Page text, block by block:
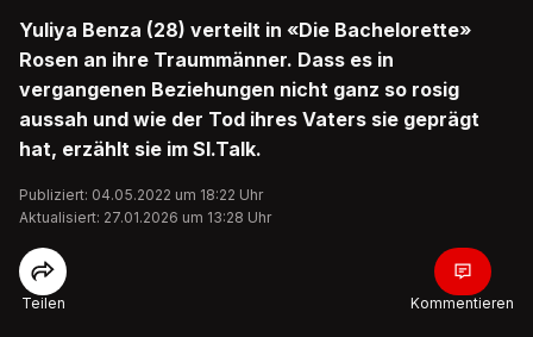
Yuliya Benza (28) verteilt in «Die Bachelorette»
Rosen an ihre Traummänner. Dass es in
vergangenen Beziehungen nicht ganz so rosig
aussah und wie der Tod ihres Vaters sie geprägt
hat, erzählt sie im SI.Talk.
Publiziert: 04.05.2022 um 18:22 Uhr
Aktualisiert: 27.01.2026 um 13:28 Uhr
Teilen Kommentieren